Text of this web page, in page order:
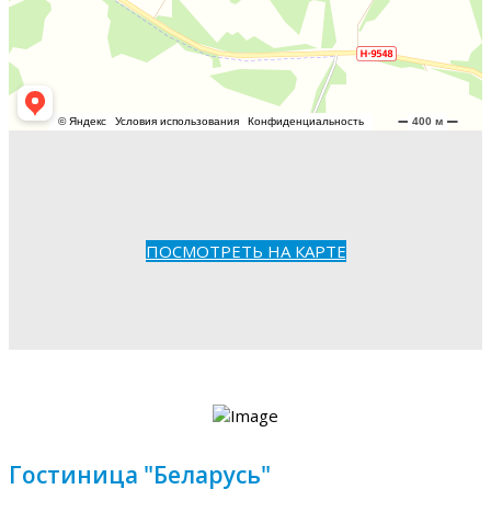
ПОСМОТРЕТЬ НА КАРТЕ
Гостиница "Беларусь"